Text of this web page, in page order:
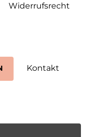
Widerrufs­recht
Kontakt